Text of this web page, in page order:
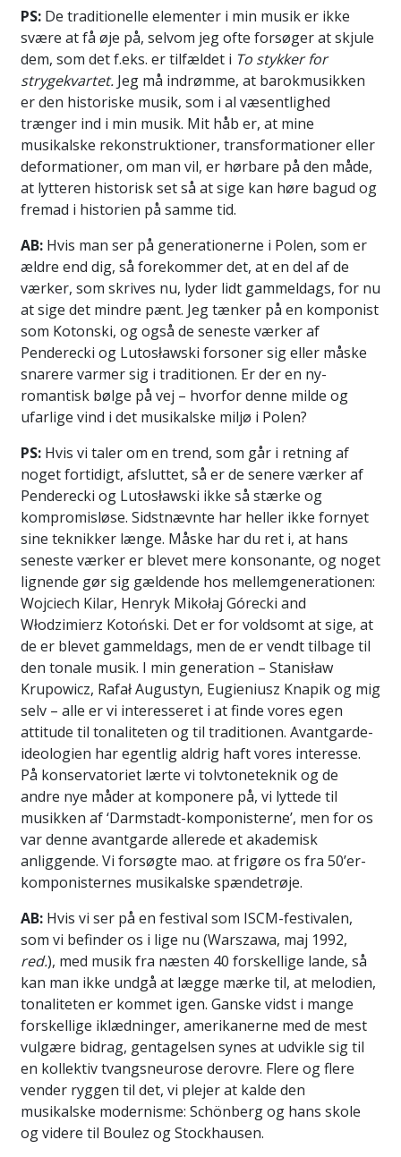
PS: De traditionelle elementer i min musik er ikke
svære at få øje på, selvom jeg ofte forsøger at skjule
dem, som det f.eks. er tilfældet i To stykker for
strygekvartet. Jeg må indrømme, at barokmusikken
er den historiske musik, som i al væsentlighed
trænger ind i min musik. Mit håb er, at mine
musikalske rekonstruktioner, transformationer eller
deformationer, om man vil, er hørbare på den måde,
at lytteren historisk set så at sige kan høre bagud og
fremad i historien på samme tid.
AB: Hvis man ser på generationerne i Polen, som er
ældre end dig, så forekommer det, at en del af de
værker, som skrives nu, lyder lidt gammeldags, for nu
at sige det mindre pænt. Jeg tænker på en komponist
som Kotonski, og også de seneste værker af
Penderecki og Lutosławski forsoner sig eller måske
snarere varmer sig i traditionen. Er der en ny-
romantisk bølge på vej – hvorfor denne milde og
ufarlige vind i det musikalske miljø i Polen?
PS: Hvis vi taler om en trend, som går i retning af
noget fortidigt, afsluttet, så er de senere værker af
Penderecki og Lutosławski ikke så stærke og
kompromisløse. Sidstnævnte har heller ikke fornyet
sine teknikker længe. Måske har du ret i, at hans
seneste værker er blevet mere konsonante, og noget
lignende gør sig gældende hos mellemgenerationen:
Wojciech Kilar, Henryk Mikołaj Górecki and
Włodzimierz Kotoński. Det er for voldsomt at sige, at
de er blevet gammeldags, men de er vendt tilbage til
den tonale musik. I min generation – Stanisław
Krupowicz, Rafał Augustyn, Eugieniusz Knapik og mig
selv – alle er vi interesseret i at finde vores egen
attitude til tonaliteten og til traditionen. Avantgarde-
ideologien har egentlig aldrig haft vores interesse.
På konservatoriet lærte vi tolvtoneteknik og de
andre nye måder at komponere på, vi lyttede til
musikken af ‘Darmstadt-komponisterne’, men for os
var denne avantgarde allerede et akademisk
anliggende. Vi forsøgte mao. at frigøre os fra 50’er-
komponisternes musikalske spændetrøje.
AB: Hvis vi ser på en festival som ISCM-festivalen,
som vi befinder os i lige nu (Warszawa, maj 1992,
red.), med musik fra næsten 40 forskellige lande, så
kan man ikke undgå at lægge mærke til, at melodien,
tonaliteten er kommet igen. Ganske vidst i mange
forskellige iklædninger, amerikanerne med de mest
vulgære bidrag, gentagelsen synes at udvikle sig til
en kollektiv tvangsneurose derovre. Flere og flere
vender ryggen til det, vi plejer at kalde den
musikalske modernisme: Schönberg og hans skole
og videre til Boulez og Stockhausen.